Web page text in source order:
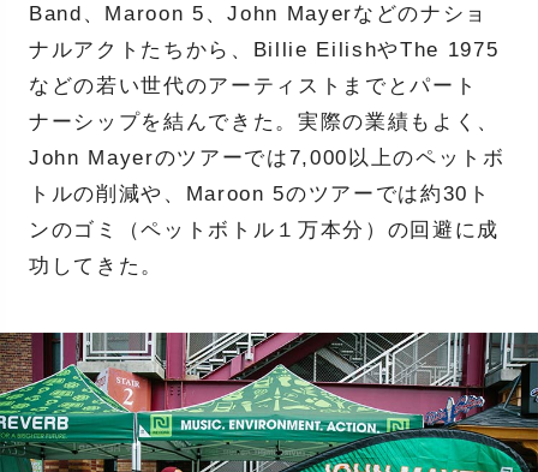
Band、Maroon 5、John Mayerなどのナショ
ナルアクトたちから、Billie EilishやThe 1975
などの若い世代のアーティストまでとパート
ナーシップを結んできた。実際の業績もよく、
John Mayerのツアーでは7,000以上のペットボ
トルの削減や、Maroon 5のツアーでは約30ト
ンのゴミ（ペットボトル１万本分）の回避に成
功してきた。